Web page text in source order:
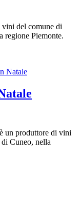
vini del comune di
regione Piemonte.
un produttore di vini
Cuneo, nella